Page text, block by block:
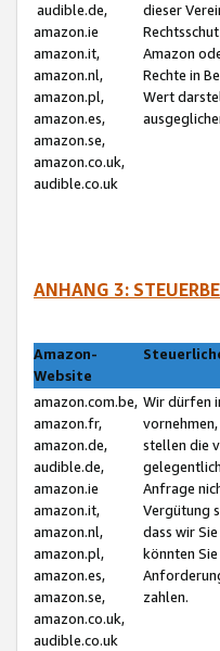
audible.de,
amazon.ie
amazon.it,
amazon.nl,
amazon.pl,
amazon.es,
amazon.se,
amazon.co.uk,
audible.co.uk
dieser
Amazon
Rechte in
Wert
ANHANG 3:
Amazon-
Website
amazon.com.be,
amazon.fr,
amazon.de,
audible.de,
amazon.ie
amazon.it,
amazon.nl,
amazon.pl,
amazon.es,
amazon.se,
amazon.co.uk,
audible.co.uk
Wir dürfen
stellen die
Anfrage
Vergütung
dass wir
könnten
zahlen.